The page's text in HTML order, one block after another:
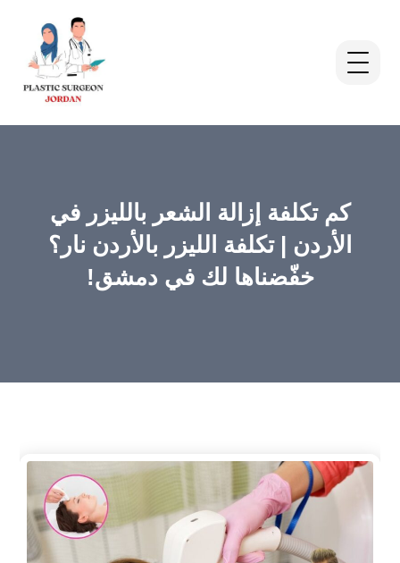
كم تكلفة إزالة الشعر بالليزر في
الأردن | تكلفة الليزر بالأردن نار؟
خفّضناها لك في دمشق!